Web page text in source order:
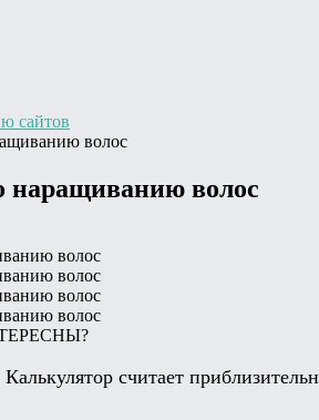
сайтов
волос
наращиванию волос
Калькулятор считает